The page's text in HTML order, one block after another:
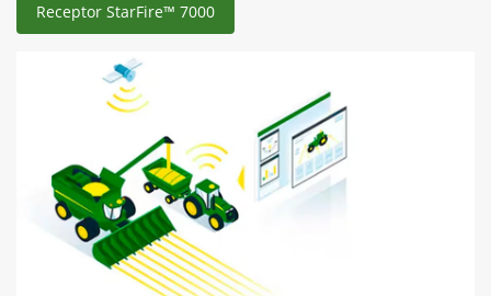
Receptor StarFire™ 7000